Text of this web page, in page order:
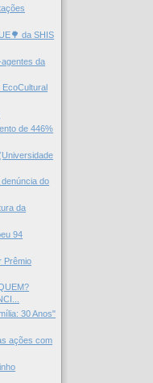
da SHIS
da
de 446%
do
da
94
Prêmio
30 Anos"
ações com